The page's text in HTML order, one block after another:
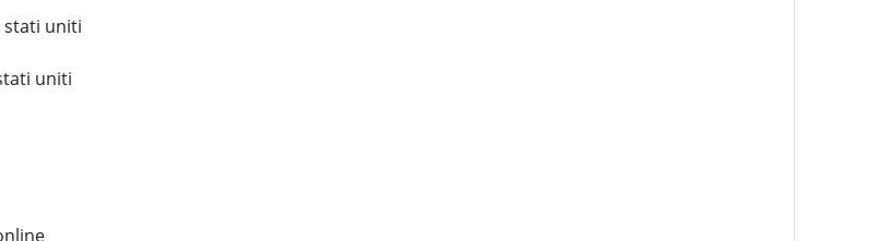
stati uniti
uniti